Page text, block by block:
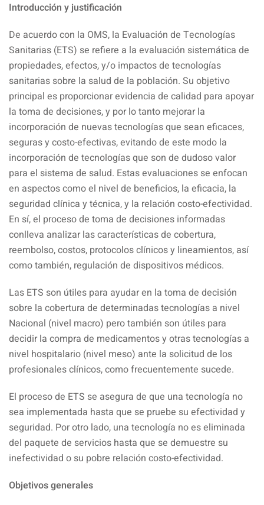
Introducción y justificación
De acuerdo con la OMS, la Evaluación de Tecnologías
Sanitarias (ETS) se refiere a la evaluación sistemática de
propiedades, efectos, y/o impactos de tecnologías
sanitarias sobre la salud de la población. Su objetivo
principal es proporcionar evidencia de calidad para apoyar
la toma de decisiones, y por lo tanto mejorar la
incorporación de nuevas tecnologías que sean eficaces,
seguras y costo-efectivas, evitando de este modo la
incorporación de tecnologías que son de dudoso valor
para el sistema de salud. Estas evaluaciones se enfocan
en aspectos como el nivel de beneficios, la eficacia, la
seguridad clínica y técnica, y la relación costo-efectividad.
En sí, el proceso de toma de decisiones informadas
conlleva analizar las características de cobertura,
reembolso, costos, protocolos clínicos y lineamientos, así
como también, regulación de dispositivos médicos.
Las ETS son útiles para ayudar en la toma de decisión
sobre la cobertura de determinadas tecnologías a nivel
Nacional (nivel macro) pero también son útiles para
decidir la compra de medicamentos y otras tecnologías a
nivel hospitalario (nivel meso) ante la solicitud de los
profesionales clínicos, como frecuentemente sucede.
El proceso de ETS se asegura de que una tecnología no
sea implementada hasta que se pruebe su efectividad y
seguridad. Por otro lado, una tecnología no es eliminada
del paquete de servicios hasta que se demuestre su
inefectividad o su pobre relación costo-efectividad.
Objetivos generales